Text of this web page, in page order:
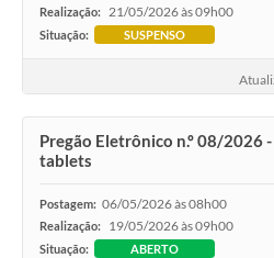
Realização: 21/05/2026 às 09h00
Situação: SUSPENSO
Pregão Eletrônico n.º 08/2026
tablets
Postagem: 06/05/2026 às 08h00
Realização: 19/05/2026 às 09h00
Situação: ABERTO